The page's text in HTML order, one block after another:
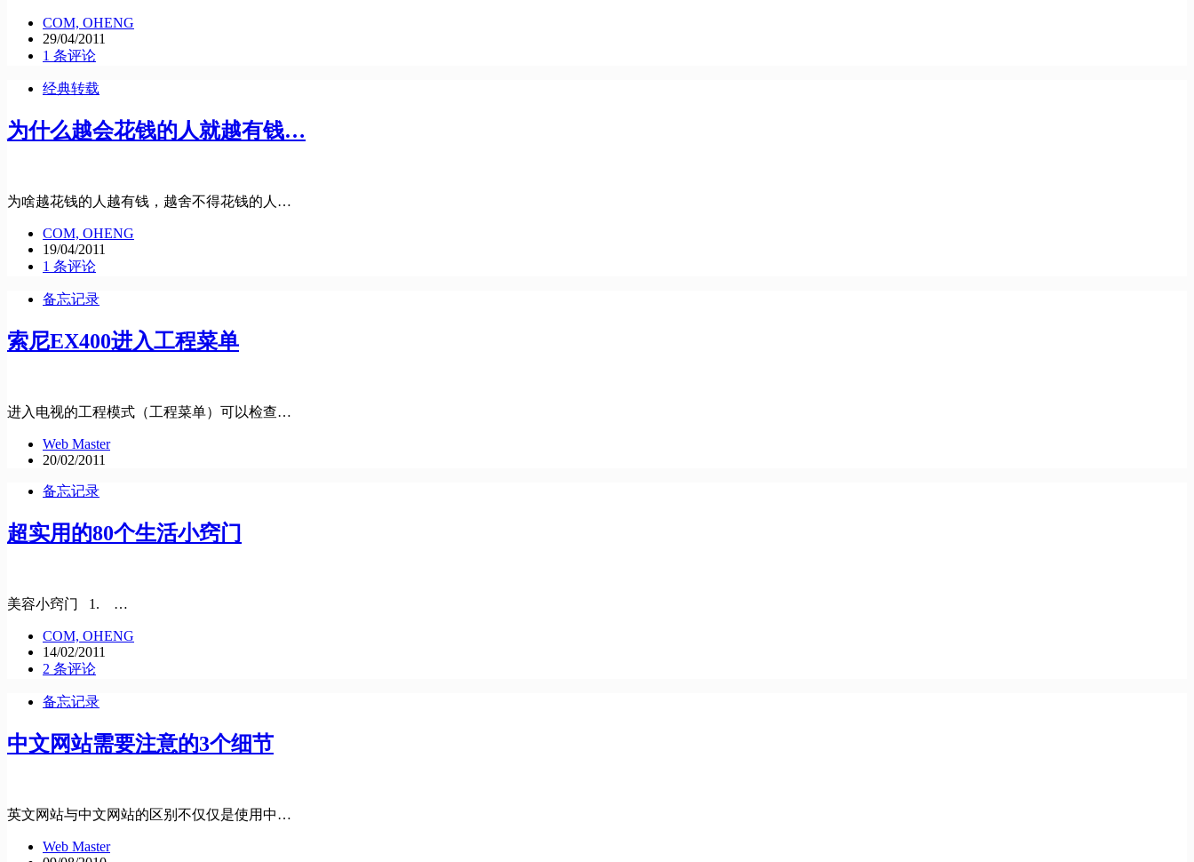
COM, OHENG
29/04/2011
1 条评论
经典转载
为什么越会花钱的人就越有钱…
为啥越花钱的人越有钱，越舍不得花钱的人…
COM, OHENG
19/04/2011
1 条评论
备忘记录
索尼EX400进入工程菜单
进入电视的工程模式（工程菜单）可以检查…
Web Master
20/02/2011
备忘记录
超实用的80个生活小窍门
美容小窍门 1. …
COM, OHENG
14/02/2011
2 条评论
备忘记录
中文网站需要注意的3个细节
英文网站与中文网站的区别不仅仅是使用中…
Web Master